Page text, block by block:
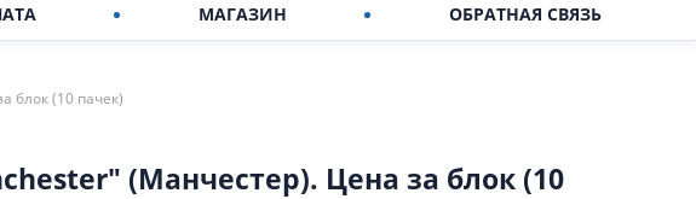
МАГАЗИН ОБРАТНАЯ СВЯЗЬ
блок (10 пачек)
(Манчестер). Цена за блок (10